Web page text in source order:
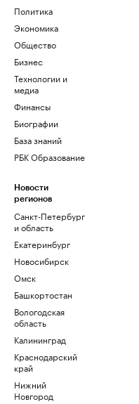
Политика
Экономика
Общество
Бизнес
Технологии и
медиа
Финансы
Биографии
База знаний
РБК Образование
Новости
регионов
Санкт-Петербург
и область
Екатеринбург
Новосибирск
Омск
Башкортостан
Вологодская
область
Калининград
Краснодарский
край
Нижний
Новгород